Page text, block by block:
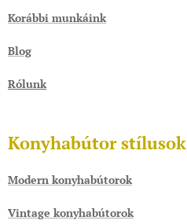
Korábbi munkáink
Blog
Rólunk
Konyhabútor stílusok
Modern konyhabútorok
Vintage konyhabútorok